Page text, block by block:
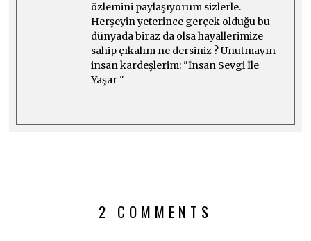
özlemini paylaşıyorum sizlerle.
Herşeyin yeterince gerçek olduğu bu
dünyada biraz da olsa hayallerimize
sahip çıkalım ne dersiniz ? Unutmayın
insan kardeşlerim: "İnsan Sevgi İle
Yaşar "
2 COMMENTS